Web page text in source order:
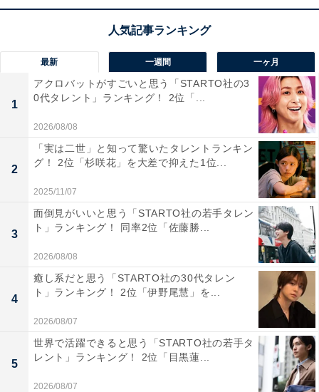
View this post on Instagram
最新 一週間 一ヶ月
1
アクロバットがすごいと思う「STARTO社の3
0代タレント」ランキング！ 2位「...
2026/08/08
2
「実は二世」と知って驚いたタレントランキン
グ！ 2位「杉咲花」を大差で抑えた1位...
2025/11/07
3
面倒見がいいと思う「STARTO社の若手タレン
ト」ランキング！ 同率2位「佐藤勝...
2026/08/08
4
癒し系だと思う「STARTO社の30代タレン
ト」ランキング！ 2位「伊野尾慧」を...
2026/08/07
5
世界で活躍できると思う「STARTO社の若手タ
レント」ランキング！ 2位「目黒蓮...
2026/08/07